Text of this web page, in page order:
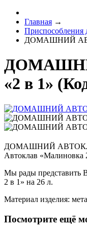
Главная →
Приспособления
ДОМАШНИЙ
«2 в 1»
ДОМАШНИЙ
Автоклав «Малиновка
Мы рады представить
2 в 1» на 26 л.
Материал изделия:
Посмотрите ещё